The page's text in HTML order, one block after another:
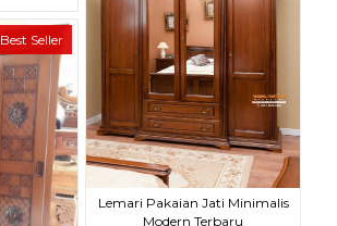
Lemari Pakaian Jati Minimalis
Modern Terbaru
Best Seller